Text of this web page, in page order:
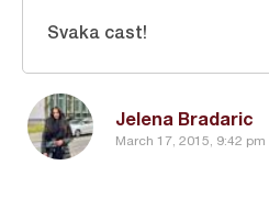
Jelena Bradaric
March 17, 2015, 9:42 pm
Svaka cast!